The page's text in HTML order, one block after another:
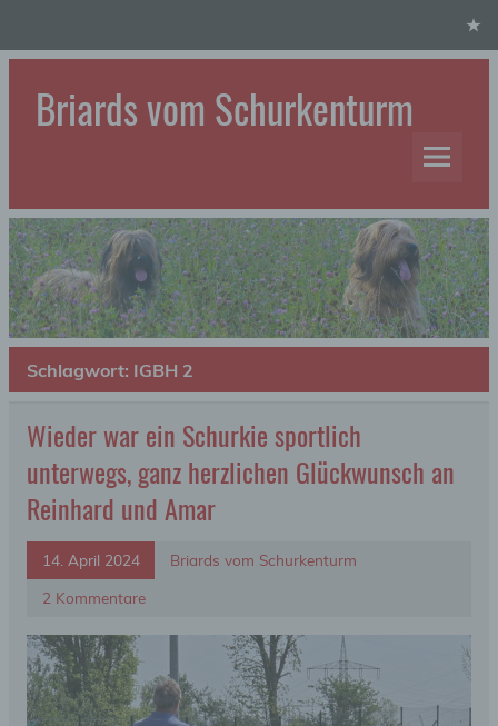
Briards vom Schurkenturm
Schlagwort: IGBH 2
Wieder war ein Schurkie sportlich
unterwegs, ganz herzlichen Glückwunsch an
Reinhard und Amar
14. April 2024
Briards vom Schurkenturm
2 Kommentare